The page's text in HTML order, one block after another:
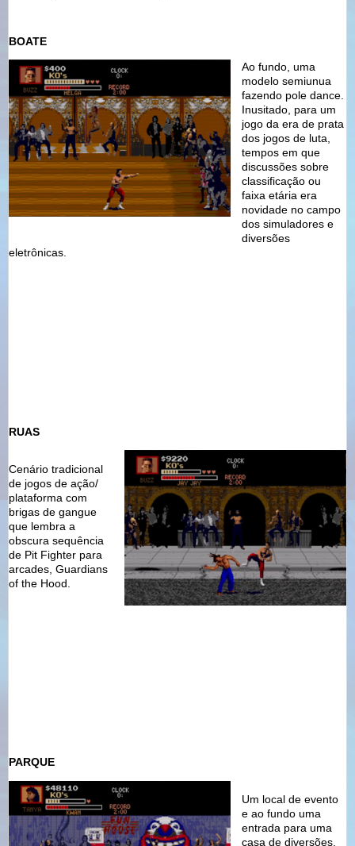
BOATE
Ao fundo, uma
modelo semiunua
fazendo pole dance.
Inusitado, para um
jogo da era de prata
dos jogos de luta,
tempos em que
discussões sobre
classificação ou
faixa etária era
novidade no campo
dos simuladores e
diversões
eletrônicas.
RUAS
Cenário tradicional
de jogos de ação/
plataforma com
brigas de gangue
que lembra a
obscura sequência
de Pit Fighter para
arcades, Guardians
of the Hood.
PARQUE
Um local de evento
e ao fundo uma
entrada para uma
casa de diversões.